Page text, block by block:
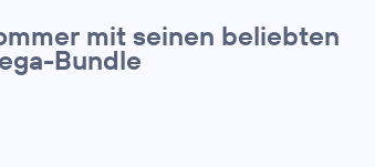
mit seinen beliebten
Bundle